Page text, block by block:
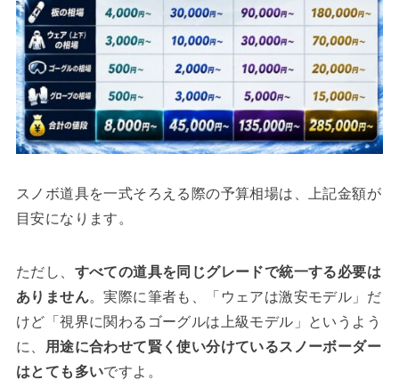
スノボ道具を一式そろえる際の予算相場は、上記金額が
目安になります。
ただし、 すべての道具を同じグレードで統一する必要は
ありません。実際に筆者も、「ウェアは激安モデル」だ
けど「視界に関わるゴーグルは上級モデル」というよう
に、
用途に合わせて賢く使い分けているスノーボーダー
はとても多いですよ。